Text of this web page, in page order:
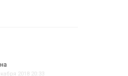
2018 20:33